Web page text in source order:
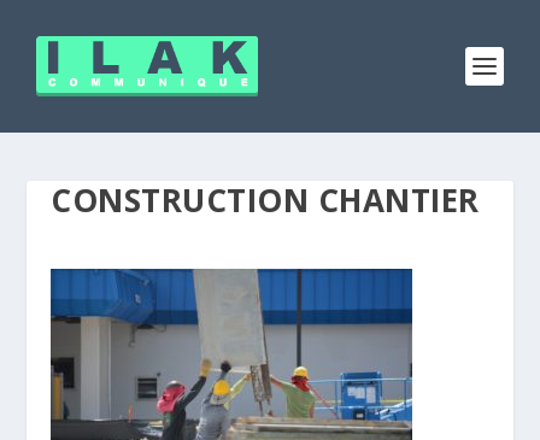
CONSTRUCTION CHANTIER